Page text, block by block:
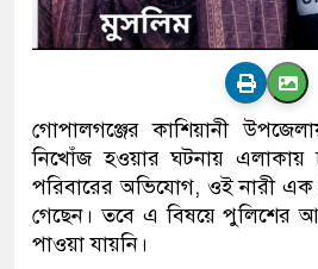
গোপালগঞ্জের কাশিয়ানী
নিখোঁজ হওয়ার ঘটনায় এলাকায়
পরিবারের অভিযোগ, ওই নারী এক
গেছেন। তবে এ বিষয়ে পুলিশের
পাওয়া যায়নি।